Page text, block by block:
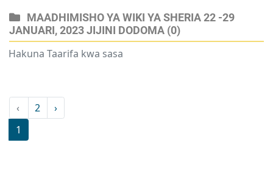
MAADHIMISHO YA WIKI YA SHERIA 22 -29
JANUARI, 2023 JIJINI DODOMA (0)
Hakuna Taarifa kwa sasa
‹
1
2 ›